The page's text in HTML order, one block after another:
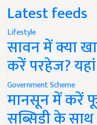
Latest feeds
Lifestyle
सावन में क्या
करें परहेज?
Government Scheme
मानसून में करें
सब्सिडी के